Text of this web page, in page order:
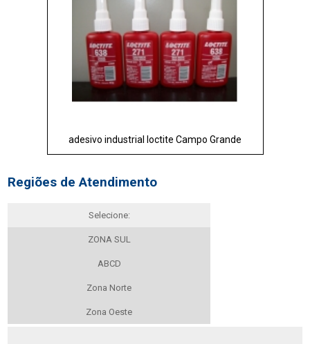
adesivo industrial loctite Campo Grande
Regiões de Atendimento
Selecione:
ZONA SUL
ABCD
Zona Norte
Zona Oeste